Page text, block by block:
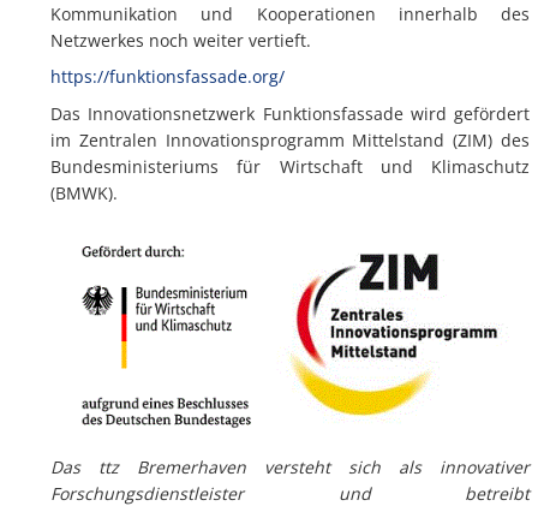
Kommunikation und Kooperationen innerhalb des
Netzwerkes noch weiter vertieft.
https://funktionsfassade.org/
Das Innovationsnetzwerk Funktionsfassade wird gefördert
im Zentralen Innovationsprogramm Mittelstand (ZIM) des
Bundesministeriums für Wirtschaft und Klimaschutz
(BMWK).
Das ttz Bremerhaven versteht sich als innovativer
Forschungsdienstleister und betreibt